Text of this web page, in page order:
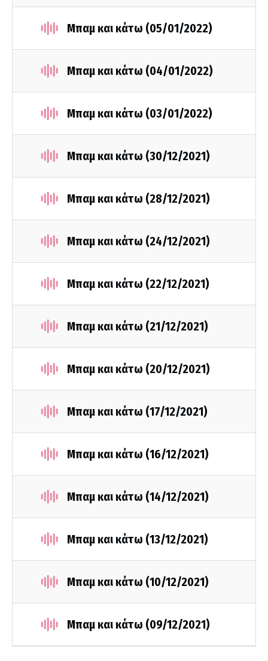
Μπαμ και κάτω (05/01/2022)
Μπαμ και κάτω (04/01/2022)
Μπαμ και κάτω (03/01/2022)
Μπαμ και κάτω (30/12/2021)
Μπαμ και κάτω (28/12/2021)
Μπαμ και κάτω (24/12/2021)
Μπαμ και κάτω (22/12/2021)
Μπαμ και κάτω (21/12/2021)
Μπαμ και κάτω (20/12/2021)
Μπαμ και κάτω (17/12/2021)
Μπαμ και κάτω (16/12/2021)
Μπαμ και κάτω (14/12/2021)
Μπαμ και κάτω (13/12/2021)
Μπαμ και κάτω (10/12/2021)
Μπαμ και κάτω (09/12/2021)